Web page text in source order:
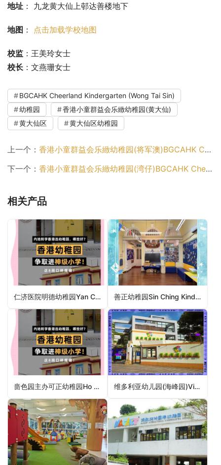
地址 ： 九龙黄大仙上邨达善楼地下
地图 ： 点击加载学校地图
校监 ：王美玲女士
校长 ：文燕珊女士
BGCAHK Cheerland Kindergarten (Wong Tai Sin)
幼稚园
香港小童群益会乐緻幼稚园(黄大仙)
黄大仙区
黄大仙区幼稚园
上一个： 香港小童群益会乐緻幼稚园(将军澳)BGCAHK Cheerland Kindergarten (Tseung Kwan O)（西贡区幼稚园）
下一个： 香港小童群益会乐緻幼稚园(湾仔)BGCAHK Cheerland Kindergarten (Wanchai)（湾仔区幼稚园）
相关产品
仁济医院明德幼稚园Yan Chai Hospital Ming Tak Kindergarten（元朗区幼稚园） 善正幼稚园Sin Ching Kindergarten（葵青区幼稚园）
啬色园主办可正幼稚园Ho Ching Kindergarten (Sponsored By Sik Sik Yuen)（西贡区幼稚园） 维多利亚幼儿园(海峰园)Victoria Nursery (Harbour Heights)（东区幼稚园）